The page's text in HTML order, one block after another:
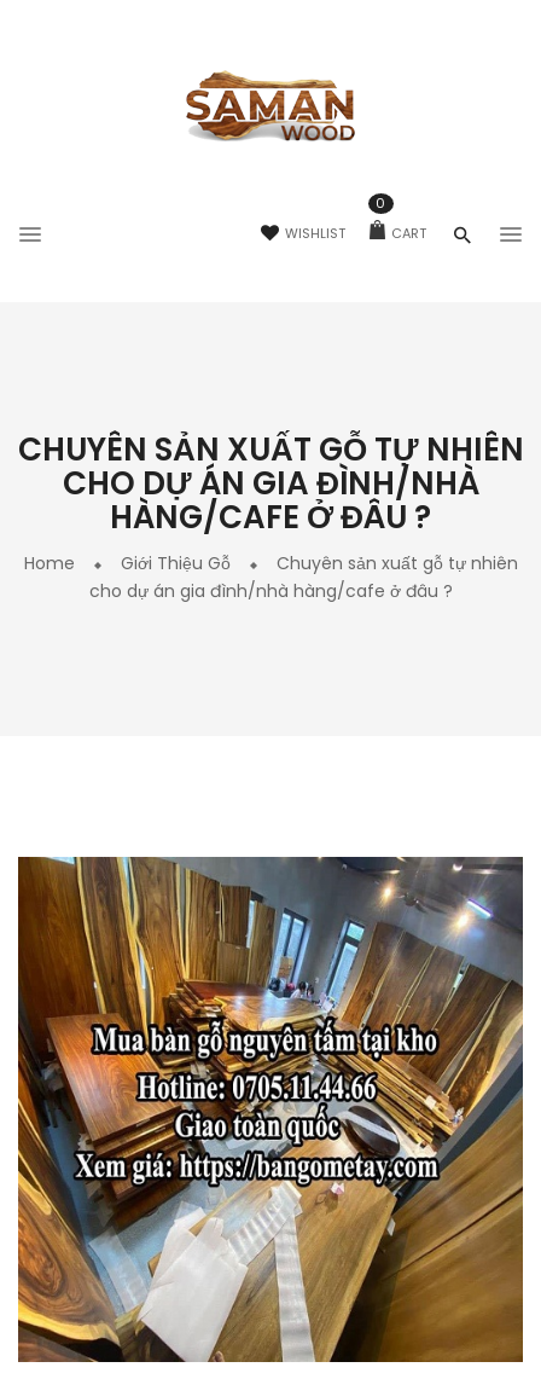
WISHLIST CART
0
CHUYÊN SẢN XUẤT GỖ TỰ NHIÊN
CHO DỰ ÁN GIA ĐÌNH/NHÀ
HÀNG/CAFE Ở ĐÂU ?
Home Giới Thiệu Gỗ
Chuyên sản xuất gỗ tự nhiên
cho dự án gia đình/nhà hàng/cafe ở đâu ?